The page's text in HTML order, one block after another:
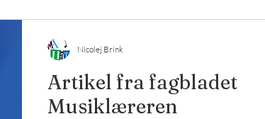
Artikel fra fagbladet
Musiklæreren
Nicolej Brink